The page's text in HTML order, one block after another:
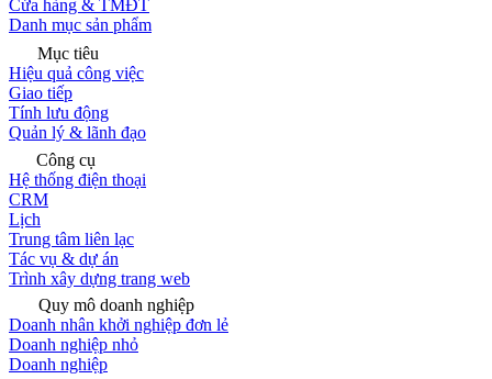
Cửa hàng & TMĐT
Danh mục sản phẩm
Mục tiêu
Hiệu quả công việc
Giao tiếp
Tính lưu động
Quản lý & lãnh đạo
Công cụ
Hệ thống điện thoại
CRM
Lịch
Trung tâm liên lạc
Tác vụ & dự án
Trình xây dựng trang web
Quy mô doanh nghiệp
Doanh nhân khởi nghiệp đơn lẻ
Doanh nghiệp nhỏ
Doanh nghiệp